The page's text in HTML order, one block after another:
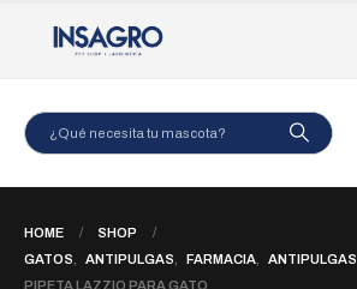
HOME
SHOP
GATOS
ANTIPULGAS FARMACIA
ANTIPULGAS
PIPETA LAZZIO PARA GATO